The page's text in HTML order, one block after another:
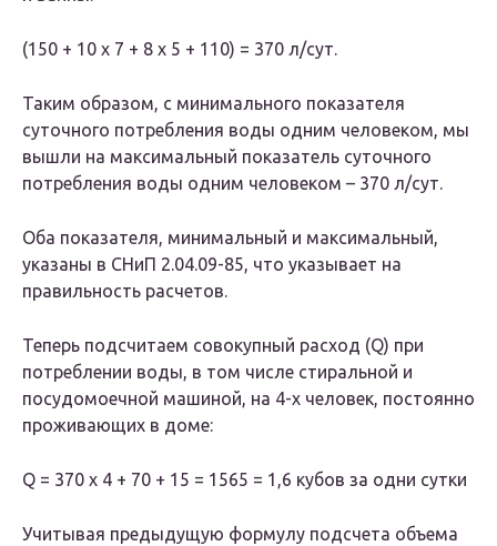
(150 + 10 х 7 + 8 х 5 + 110) = 370 л/сут.
Таким образом, с минимального показателя
суточного потребления воды одним человеком, мы
вышли на максимальный показатель суточного
потребления воды одним человеком – 370 л/сут.
Оба показателя, минимальный и максимальный,
указаны в СНиП 2.04.09-85, что указывает на
правильность расчетов.
Теперь подсчитаем совокупный расход (Q) при
потреблении воды, в том числе стиральной и
посудомоечной машиной, на 4-х человек, постоянно
проживающих в доме:
Q = 370 х 4 + 70 + 15 = 1565 = 1,6 кубов за одни сутки
Учитывая предыдущую формулу подсчета объема